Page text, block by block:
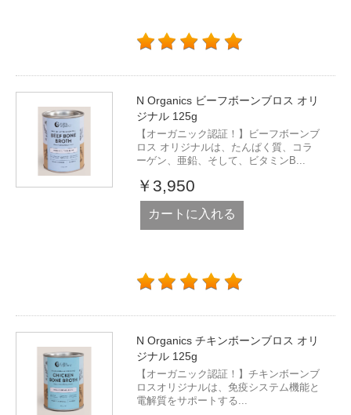
N Organics ビーフボーンブロス オリ
ジナル 125g
【オーガニック認証！】ビーフボーンブ
ロス オリジナルは、たんぱく質、コラ
ーゲン、亜鉛、そして、ビタミンB...
￥3,950
カートに入れる
N Organics チキンボーンブロス オリ
ジナル 125g
【オーガニック認証！】チキンボーンブ
ロスオリジナルは、免疫システム機能と
電解質をサポートする...